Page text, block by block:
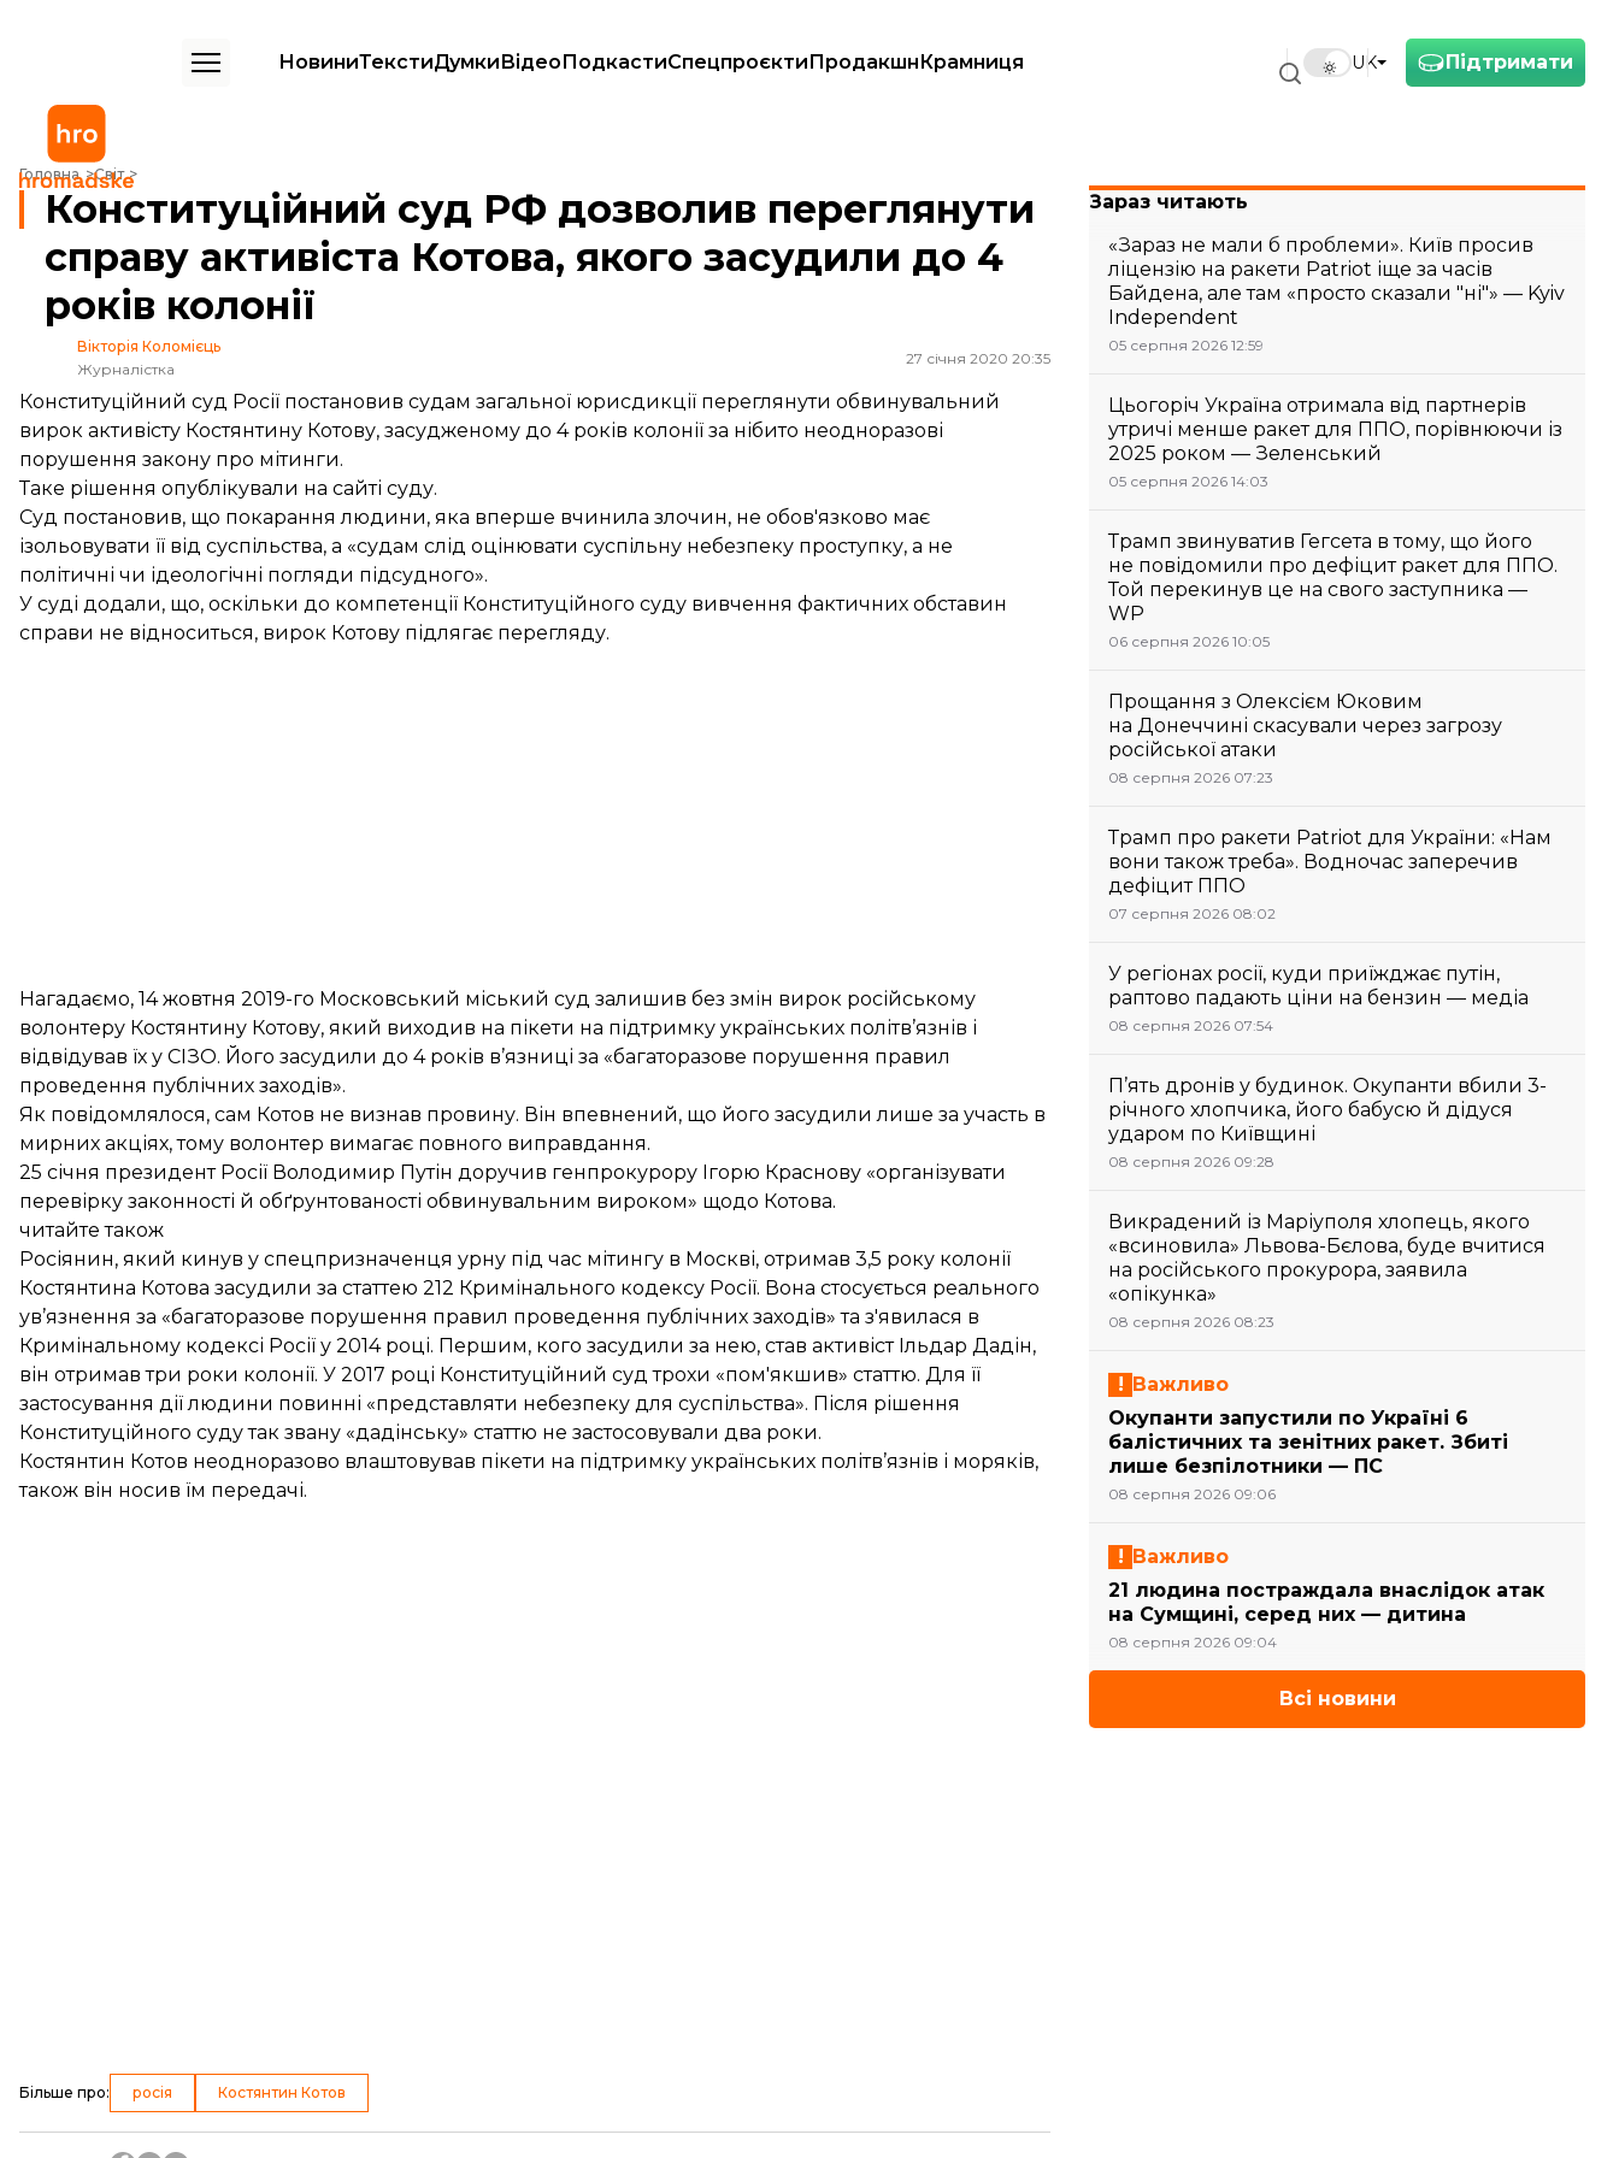
Підтримати
UK
НовиниТекстиДумкиВідеоПодкастиСпецпроєктиПродакшнКрамниця
Головна Світ
Конституційний суд РФ дозволив переглянути справу активіста Котова, якого засудили до 4 років колонії
Конституційний суд РФ дозволив переглянути
справу активіста Котова, якого засудили до 4
років колонії
Вікторія Коломієць
Журналістка
27 січня 2020 20:35
Конституційний суд Росії постановив судам загальної юрисдикції переглянути обвинувальний
вирок активісту Костянтину Котову, засудженому до 4 років колонії за нібито неодноразові
порушення закону про мітинги.
Таке рішення опублікували на сайті суду.
Суд постановив, що покарання людини, яка вперше вчинила злочин, не обов'язково має
ізольовувати її від суспільства, а «судам слід оцінювати суспільну небезпеку проступку, а не
політичні чи ідеологічні погляди підсудного».
У суді додали, що, оскільки до компетенції Конституційного суду вивчення фактичних обставин
справи не відноситься, вирок Котову підлягає перегляду.
Нагадаємо, 14 жовтня 2019-го Московський міський суд залишив без змін вирок російському
волонтеру Костянтину Котову, який виходив на пікети на підтримку українських політв’язнів і
відвідував їх у СІЗО. Його засудили до 4 років в’язниці за «багаторазове порушення правил
проведення публічних заходів».
Як повідомлялося, сам Котов не визнав провину. Він впевнений, що його засудили лише за участь в
мирних акціях, тому волонтер вимагає повного виправдання.
25 січня президент Росії Володимир Путін доручив генпрокурору Ігорю Краснову «організувати
перевірку законності й обґрунтованості обвинувальним вироком» щодо Котова.
читайте також
Росіянин, який кинув у спецпризначенця урну під час мітингу в Москві, отримав 3,5 року колонії
Костянтина Котова засудили за статтею 212 Кримінального кодексу Росії. Вона стосується реального
ув’язнення за «багаторазове порушення правил проведення публічних заходів» та з'явилася в
Кримінальному кодексі Росії у 2014 році. Першим, кого засудили за нею, став активіст Ільдар Дадін,
він отримав три роки колонії. У 2017 році Конституційний суд трохи «пом'якшив» статтю. Для її
застосування дії людини повинні «представляти небезпеку для суспільства». Після рішення
Конституційного суду так звану «дадінську» статтю не застосовували два роки.
Костянтин Котов неодноразово влаштовував пікети на підтримку українських політв’язнів і моряків,
також він носив їм передачі.
Більше про: росія Костянтин Котов
Зараз читають
«Зараз не мали б проблеми». Київ просив
ліцензію на ракети Patriot іще за часів
Байдена, але там «просто сказали "ні"» — Kyiv
Independent
05 серпня 2026 12:59
Цьогоріч Україна отримала від партнерів
утричі менше ракет для ППО, порівнюючи із
2025 роком — Зеленський
05 серпня 2026 14:03
Трамп звинуватив Гегсета в тому, що його
не повідомили про дефіцит ракет для ППО.
Той перекинув це на свого заступника —
WP
06 серпня 2026 10:05
Прощання з Олексієм Юковим
на Донеччині скасували через загрозу
російської атаки
08 серпня 2026 07:23
Трамп про ракети Patriot для України: «Нам
вони також треба». Водночас заперечив
дефіцит ППО
07 серпня 2026 08:02
У регіонах росії, куди приїжджає путін,
раптово падають ціни на бензин — медіа
08 серпня 2026 07:54
П’ять дронів у будинок. Окупанти вбили 3-
річного хлопчика, його бабусю й дідуся
ударом по Київщині
08 серпня 2026 09:28
Викрадений із Маріуполя хлопець, якого
«всиновила» Львова-Бєлова, буде вчитися
на російського прокурора, заявила
«опікунка»
08 серпня 2026 08:23
Важливо
Окупанти запустили по Україні 6
балістичних та зенітних ракет. Збиті
лише безпілотники — ПС
08 серпня 2026 09:06
Важливо
21 людина постраждала внаслідок атак
на Сумщині, серед них — дитина
08 серпня 2026 09:04
Всі новини